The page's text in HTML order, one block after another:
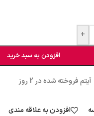
+
افزودن به سبد خرید
آیتم فروخته شده در 2 روز
افزودن به علاقه مندی